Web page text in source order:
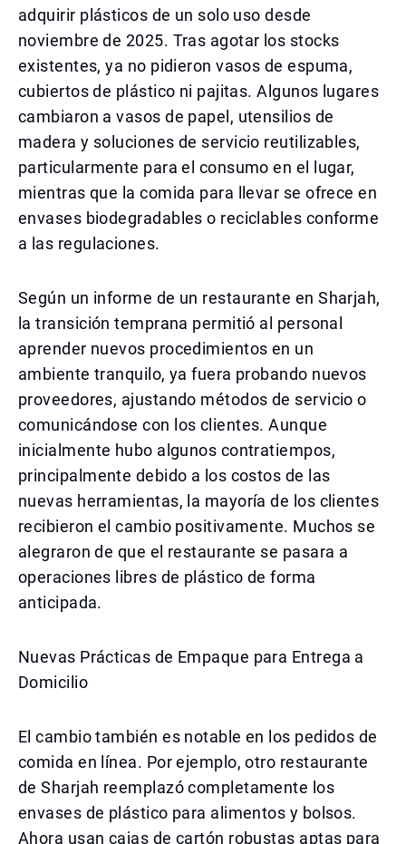
adquirir plásticos de un solo uso desde
noviembre de 2025. Tras agotar los stocks
existentes, ya no pidieron vasos de espuma,
cubiertos de plástico ni pajitas. Algunos lugares
cambiaron a vasos de papel, utensilios de
madera y soluciones de servicio reutilizables,
particularmente para el consumo en el lugar,
mientras que la comida para llevar se ofrece en
envases biodegradables o reciclables conforme
a las regulaciones.
Según un informe de un restaurante en Sharjah,
la transición temprana permitió al personal
aprender nuevos procedimientos en un
ambiente tranquilo, ya fuera probando nuevos
proveedores, ajustando métodos de servicio o
comunicándose con los clientes. Aunque
inicialmente hubo algunos contratiempos,
principalmente debido a los costos de las
nuevas herramientas, la mayoría de los clientes
recibieron el cambio positivamente. Muchos se
alegraron de que el restaurante se pasara a
operaciones libres de plástico de forma
anticipada.
Nuevas Prácticas de Empaque para Entrega a
Domicilio
El cambio también es notable en los pedidos de
comida en línea. Por ejemplo, otro restaurante
de Sharjah reemplazó completamente los
envases de plástico para alimentos y bolsos.
Ahora usan cajas de cartón robustas aptas para